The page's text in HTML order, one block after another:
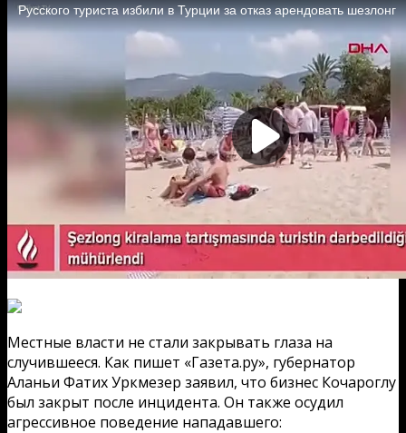
Местные власти не стали закрывать глаза на
случившееся. Как пишет «Газета.ру», губернатор
Аланьи Фатих Уркмезер заявил, что бизнес Кочароглу
был закрыт после инцидента. Он также осудил
агрессивное поведение нападавшего: